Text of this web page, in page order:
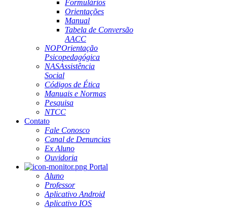
Formulários
Orientações
Manual
Tabela de Conversão
AACC
NOPOrientação
Psicopedagógica
NASAssistência
Social
Códigos de Ética
Manuais e Normas
Pesquisa
NTCC
Contato
Fale Conosco
Canal de Denuncias
Ex Aluno
Ouvidoria
Portal
Aluno
Professor
Aplicativo Android
Aplicativo IOS